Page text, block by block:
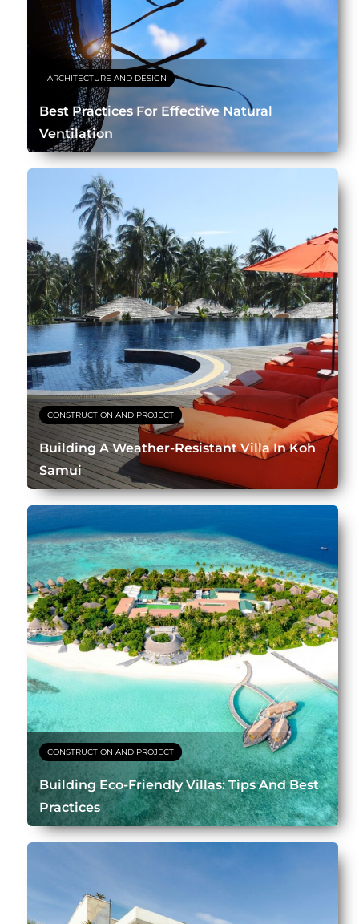
ARCHITECTURE AND DESIGN
Best Practices For Effective Natural
Ventilation
CONSTRUCTION AND PROJECT
Building A Weather-Resistant Villa In Koh
Samui
CONSTRUCTION AND PROJECT
Building Eco-Friendly Villas: Tips And Best
Practices